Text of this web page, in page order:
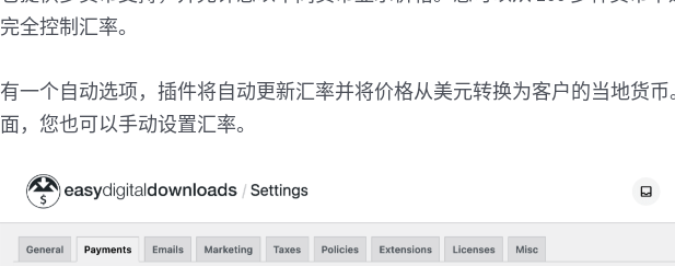
完全控制汇率。
有一个自动选项，插件将自动更新汇率并将价格从美元转换为客户的当地货币
面，您也可以手动设置汇率。